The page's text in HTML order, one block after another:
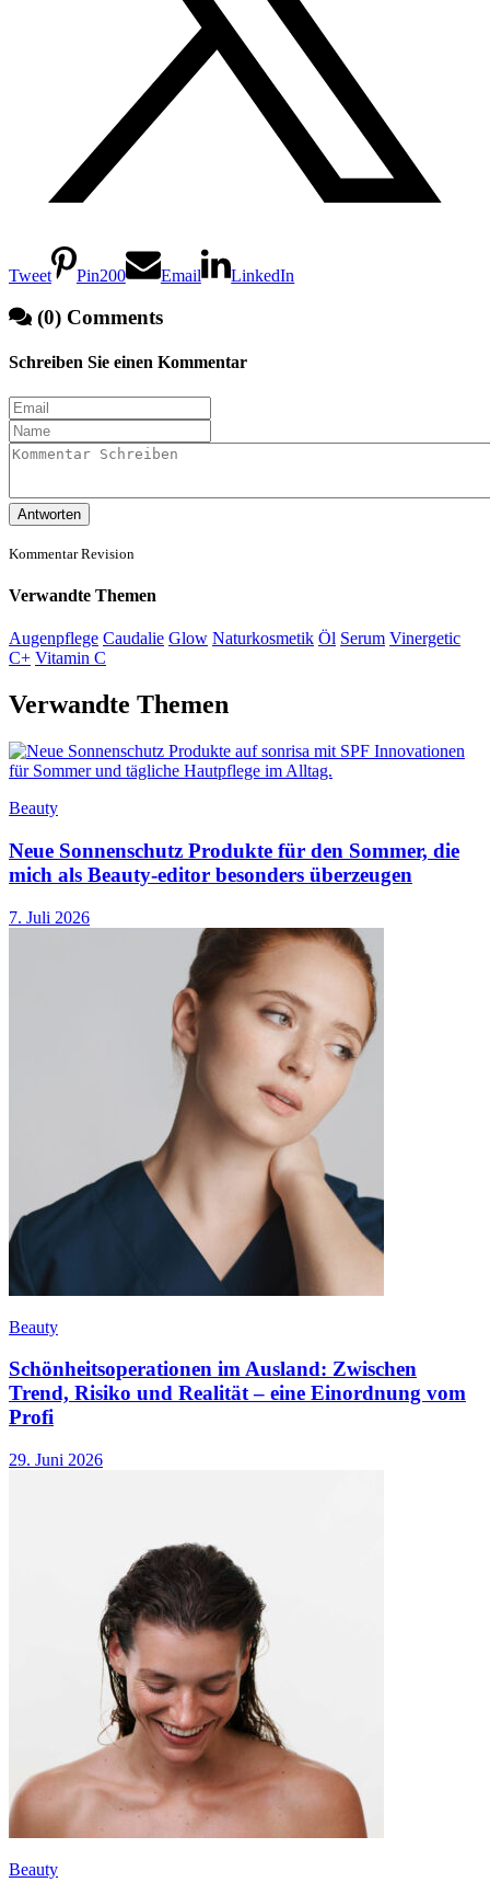
Tweet Pin200 Email LinkedIn
(0) Comments
Schreiben Sie einen Kommentar
Antworten
Kommentar Revision
Verwandte Themen
Augenpflege Caudalie Glow Naturkosmetik Öl Serum Vinergetic
C+ Vitamin C
Verwandte Themen
Beauty
Neue Sonnenschutz Produkte für den Sommer, die
mich als Beauty-editor besonders überzeugen
7. Juli 2026
Beauty
Schönheitsoperationen im Ausland: Zwischen
Trend, Risiko und Realität – eine Einordnung vom
Profi
29. Juni 2026
Beauty